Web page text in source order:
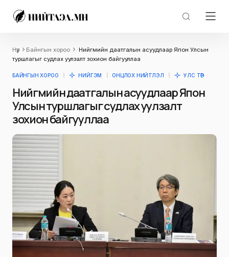
Нүүр Байнгын хороо
Нийгмийн даатгалын асуудлаар Япон Улсын
туршлагыг судлах уулзалт зохион байгууллаа
БАЙНГЫН ХОРОО НИЙГЭМ ОНЦЛОХ НИЙТЛЭЛ УЛС ТӨР
Нийгмийн даатгалын асуудлаар Япон
Улсын туршлагыг судлах уулзалт
зохион байгууллаа